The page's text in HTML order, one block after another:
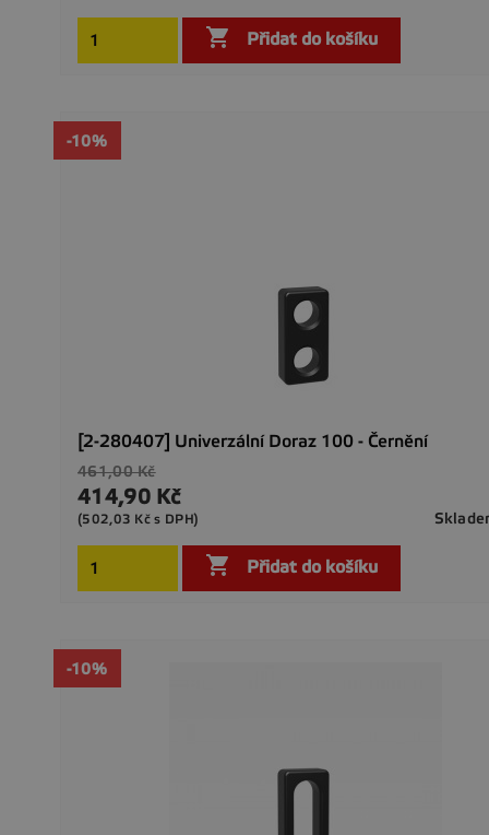
 Přidat do košíku
[2-280407] Univerzální Doraz 100 - Černění
Běžná
cena
461,00 Kč
-10%
Cena
414,90 Kč
(502,03 Kč s DPH)
 Přidat do košíku
-10%